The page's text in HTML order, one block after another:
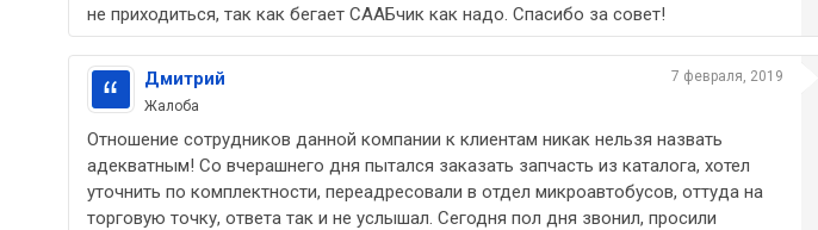
не приходиться, так как бегает СААБчик как надо. Спасибо за совет!
7 февраля, 2019
Дмитрий
Жалоба
Отношение сотрудников данной компании к клиентам никак нельзя назвать
адекватным! Со вчерашнего дня пытался заказать запчасть из каталога, хотел
уточнить по комплектности, переадресовали в отдел микроавтобусов, оттуда на
торговую точку, ответа так и не услышал. Сегодня пол дня звонил, просили